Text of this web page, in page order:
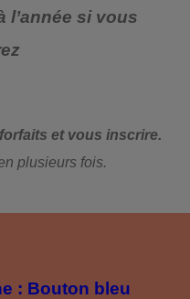
l’année si vous
et vous inscrire.
plusieursfois.
: Bouton bleu